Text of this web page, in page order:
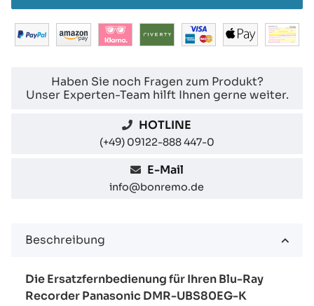
Haben Sie noch Fragen zum Produkt?
Unser Experten-Team hilft Ihnen gerne weiter.
HOTLINE
(+49) 09122-888 447-0
E-Mail
info@bonremo.de
Beschreibung
Die Ersatzfernbedienung für Ihren Blu-Ray
Recorder Panasonic DMR-UBS80EG-K